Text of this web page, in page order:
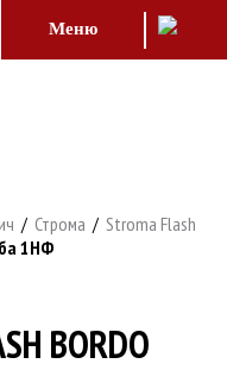
Меню
/ Строма / Stroma Flash
1НФ
BORDO